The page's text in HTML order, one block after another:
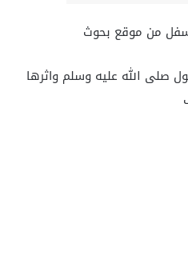
من موقع بحوث
صلى الله عليه وسلم واثرها